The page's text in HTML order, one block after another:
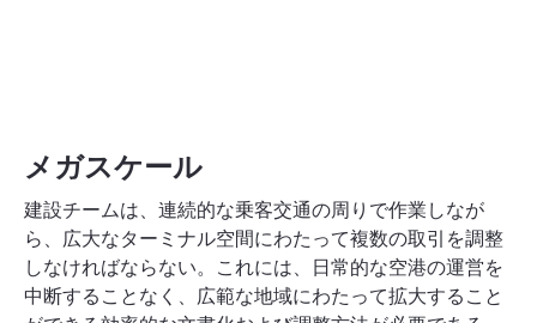
メガスケール
建設チームは、連続的な乗客交通の周りで作業しなが
ら、広大なターミナル空間にわたって複数の取引を調整
しなければならない。これには、日常的な空港の運営を
中断することなく、広範な地域にわたって拡大すること